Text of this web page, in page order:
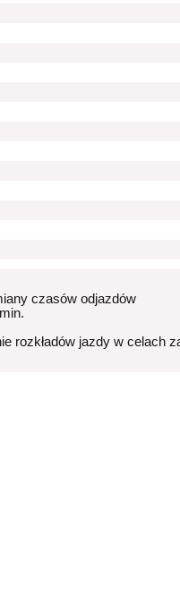
czasów odjazdów
rozkładów jazdy w celach